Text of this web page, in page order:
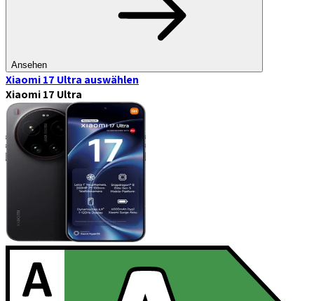
Ansehen
Xiaomi 17 Ultra auswählen
Xiaomi 17 Ultra